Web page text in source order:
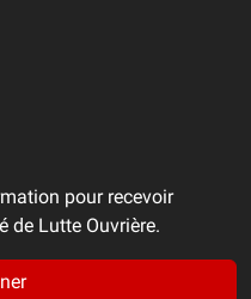
pour recevoir
de Lutte Ouvrière.